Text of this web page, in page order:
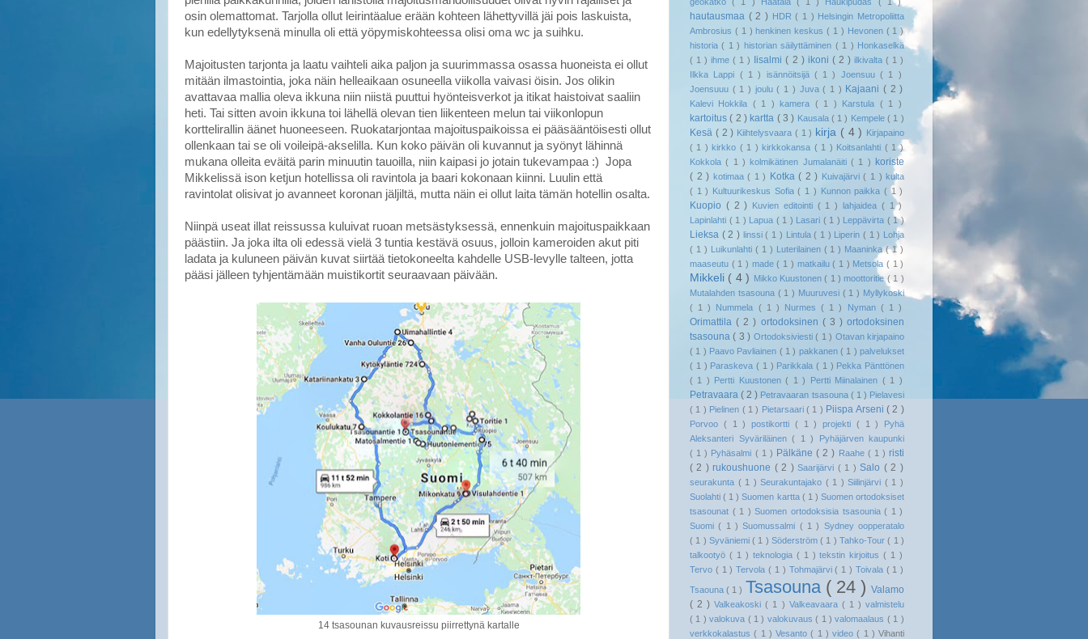
osin olemattomat. Tarjolla ollut leirintäalue erään kohteen lähettyvillä jäi pois laskuista,
kun edellytyksenä minulla oli että yöpymiskohteessa olisi oma wc ja suihku.
Majoitusten tarjonta ja laatu vaihteli aika paljon ja suurimmassa osassa huoneista ei ollut
mitään ilmastointia, joka näin helleaikaan osuneella viikolla vaivasi öisin. Jos olikin
avattavaa mallia oleva ikkuna niin niistä puuttui hyönteisverkot ja itikat haistoivat saaliin
heti. Tai sitten avoin ikkuna toi lähellä olevan tien liikenteen melun tai viikonlopun
korttelirallin äänet huoneeseen. Ruokatarjontaa majoituspaikoissa ei pääsääntöisesti ollut
ollenkaan tai se oli voileipä-akselilla. Kun koko päivän oli kuvannut ja syönyt lähinnä
mukana olleita eväitä parin minuutin tauoilla, niin kaipasi jo jotain tukevampaa :) Jopa
Mikkelissä ison ketjun hotellissa oli ravintola ja baari kokonaan kiinni. Luulin että
ravintolat olisivat jo avanneet koronan jäljiltä, mutta näin ei ollut laita tämän hotellin osalta.
Niinpä useat illat reissussa kuluivat ruoan metsästyksessä, ennenkuin majoituspaikkaan
päästiin. Ja joka ilta oli edessä vielä 3 tuntia kestävä osuus, jolloin kameroiden akut piti
ladata ja kuluneen päivän kuvat siirtää tietokoneelta kahdelle USB-levylle talteen, jotta
pääsi jälleen tyhjentämään muistikortit seuraavaan päivään.
14 tsasounan kuvausreissu piirrettynä kartalle
hautausmaa ( 2 ) HDR( 1 ) Helsingin Metropoliitta
Ambrosius ( 1 )henkinen keskus( 1 ) Hevonen ( 1 )
historia( 1 ) historian säilyttäminen ( 1 ) Honkaselkä
( 1 )ihme( 1 ) Iisalmi( 2 ) ikoni ( 2 ) ilkivalta ( 1 )
Ilkka Lappi ( 1 ) isännöitsijä ( 1 ) Joensuu( 1 )
Joensuuu ( 1 ) joulu( 1 ) Juva( 1 ) Kajaani ( 2 )
Kalevi Hokkila ( 1 )kamera ( 1 ) Karstula ( 1 )
kartoitus( 2 ) kartta ( 3 ) Kausala ( 1 ) Kempele( 1 )
Kesä ( 2 ) Kiihtelysvaara ( 1 ) kirja ( 4 ) Kirjapaino
( 1 )kirkko ( 1 )kirkkokansa ( 1 ) Koitsanlahti ( 1 )
Kokkola( 1 )kolmikätinen Jumalanäiti( 1 ) koriste
( 2 ) kotimaa( 1 ) Kotka( 2 ) Kuivajärvi( 1 )kulta
( 1 ) Kultuurikeskus Sofia( 1 ) Kunnon paikka ( 1 )
Kuopio ( 2 ) Kuvien editointi ( 1 ) lahjaidea ( 1 )
Lapinlahti ( 1 ) Lapua ( 1 ) Lasari ( 1 ) Leppävirta ( 1 )
Lieksa ( 2 ) linssi( 1 ) Lintula( 1 ) Liperin ( 1 ) Lohja
( 1 ) Luikunlahti ( 1 ) Luterilainen ( 1 ) Maaninka( 1 )
maaseutu ( 1 ) made( 1 ) matkailu( 1 ) Metsola ( 1 )
Mikkeli ( 4 ) Mikko Kuustonen( 1 )moottoritie ( 1 )
Mutalahden tsasouna ( 1 ) Muuruvesi ( 1 ) Myllykoski
( 1 ) Nummela ( 1 ) Nurmes( 1 ) Nyman ( 1 )
Orimattila( 2 ) ortodoksinen ( 3 ) ortodoksinen
tsasouna( 3 ) Ortodoksiviesti( 1 ) Otavan kirjapaino
( 1 ) Paavo Pavliainen ( 1 ) pakkanen( 1 )palvelukset
( 1 ) Paraskeva ( 1 ) Parikkala ( 1 ) Pekka Pänttönen
( 1 ) Pertti Kuustonen( 1 ) Pertti Miinalainen ( 1 )
Petravaara( 2 ) Petravaaran tsasouna ( 1 ) Pielavesi
( 1 ) Pielinen ( 1 ) Pietarsaari ( 1 ) Piispa Arseni ( 2 )
Porvoo ( 1 ) postikortti ( 1 ) projekti ( 1 ) Pyhä
Aleksanteri Syväriläinen ( 1 )
Pyhäjärven kaupunki
( 1 ) Pyhäsalmi ( 1 ) Pälkäne( 2 ) Raahe ( 1 )risti
( 2 )rukoushuone ( 2 )Saarijärvi ( 1 )Salo ( 2 )
seurakunta ( 1 ) Seurakuntajako ( 1 ) Siilinjärvi ( 1 )
Suolahti( 1 )Suomen kartta ( 1 ) Suomen ortodoksiset
tsasounat ( 1 )Suomen ortodoksisia tsasounia( 1 )
Suomi( 1 )Suomussalmi ( 1 ) Sydney oopperatalo
( 1 ) Syväniemi( 1 ) Söderström( 1 ) Tahko-Tour( 1 )
talkootyö ( 1 ) teknologia ( 1 )tekstin kirjoitus( 1 )
Tervo ( 1 )Tervola( 1 ) Tohmajärvi( 1 ) Toivala ( 1 )
Tsaouna( 1 ) Tsasouna ( 24 ) Valamo
( 2 )Valkeakoski( 1 ) Valkeavaara ( 1 )valmistelu
( 1 )valokuva ( 1 ) valokuvaus( 1 )valomaalaus ( 1 )
verkkokalastus( 1 ) Vesanto( 1 ) video( 1 ) Vihanti